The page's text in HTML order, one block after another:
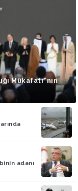
Mükafatı”nın
adanı